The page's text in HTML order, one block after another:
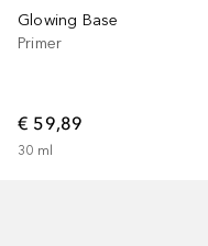
Glowing Base
Primer
€ 59,89
30 ml